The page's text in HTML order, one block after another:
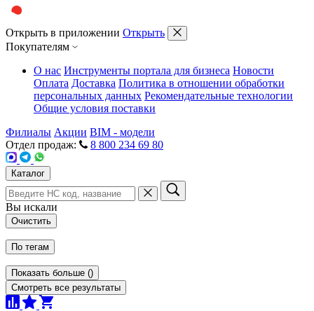
Открыть в приложении Открыть
Покупателям
О нас Инструменты портала для бизнеса Новости
Оплата Доставка Политика в отношении обработки
персональных данных Рекомендательные технологии
Общие условия поставки
Филиалы Акции BIM - модели
Отдел продаж:
8 800 234 69 80
Каталог
Вы искали
Очистить
По тегам
Показать больше ()
Смотреть все результаты